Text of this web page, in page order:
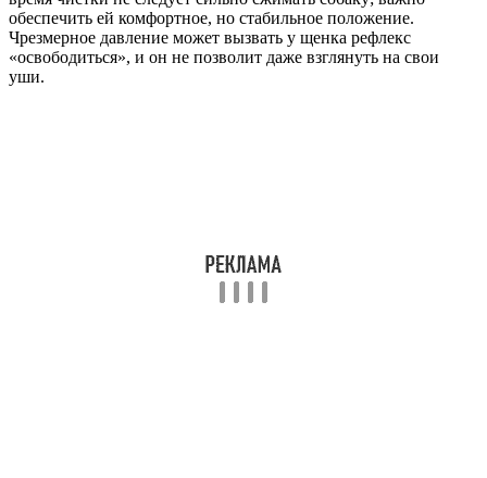
обеспечить ей комфортное, но стабильное положение.
Чрезмерное давление может вызвать у щенка рефлекс
«освободиться», и он не позволит даже взглянуть на свои
уши.